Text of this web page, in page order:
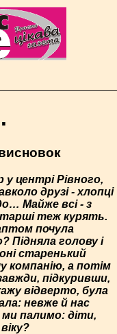
центрі Рівного,
друзі - хлопці
Майже всі - з
теж курять.
почула
Підняла голову і
старенький
компанію, а потім
підкуривши,
відверто, була
невже й нас
ми палимо: діти,